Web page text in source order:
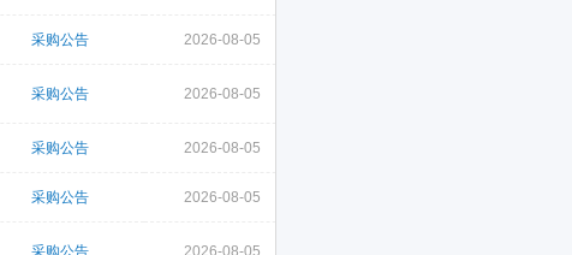
采购公告 2026-08-05
采购公告 2026-08-05
采购公告 2026-08-05
采购公告 2026-08-05
采购公告 2026-08-05